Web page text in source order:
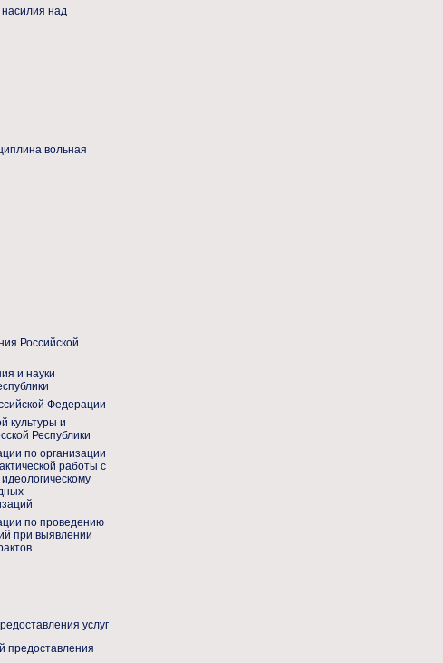
насилия над
вольная
Российской
и науки
Федерации
культуры и
Республики
по организации
работы с
по проведению
при выявлении
услуг